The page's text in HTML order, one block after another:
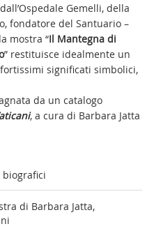
Gemelli, della
fondatore del Santuario –
mostra “Il Mantegna di
” restituisce idealmente un
significati simbolici,
da un catalogo
, a cura di Barbara Jatta
biografici
di Barbara Jatta,